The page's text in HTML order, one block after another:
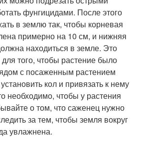
фунгицидами. После этого
в землю так, чтобы корневая
примерно на 10 см, и нижняя
находиться в земле. Это
того, чтобы растение было
с посаженным растением
кол и привязать к нему
необходимо, чтобы у растения
о том, что саженец нужно
за тем, чтобы земля вокруг
увлажнена.